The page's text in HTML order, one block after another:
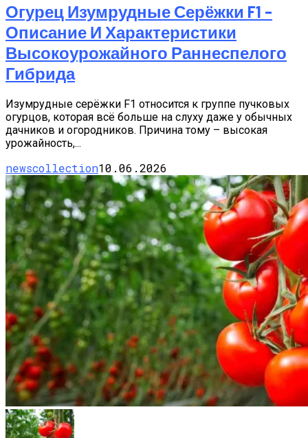
Огурец Изумрудные Серёжки F1 –
Описание И Характеристики
Высокоурожайного Раннеспелого
Гибрида
Изумрудные серёжки F1 относится к группе пучковых
огурцов, которая всё больше на слуху даже у обычных
дачников и огородников. Причина тому – высокая
урожайность,...
newscollection10.06.2026